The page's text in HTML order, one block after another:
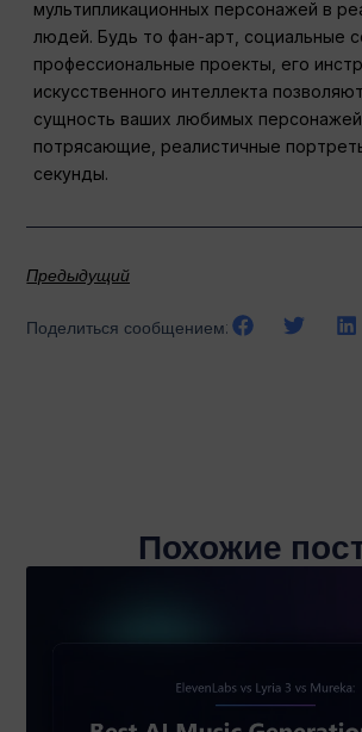
мультипликационных персонажей в
людей. Будь то фан-арт, социальные
профессиональные проекты, его
искусственного интеллекта
сущность ваших любимых персонажей
потрясающие, реалистичные
секунды.
Предыдущий
Поделиться сообщением:
Похожие